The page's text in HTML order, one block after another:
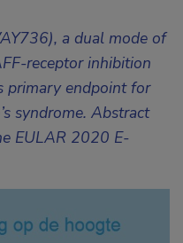
a dual mode of
receptor inhibition
primary endpoint for
syndrome. Abstract
EULAR 2020 E-